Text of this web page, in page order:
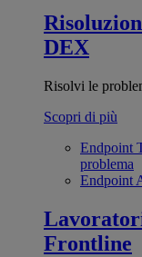
DEX
Risolvi le
Scopri di più
Endpoint
problema
Endpoint
Frontline